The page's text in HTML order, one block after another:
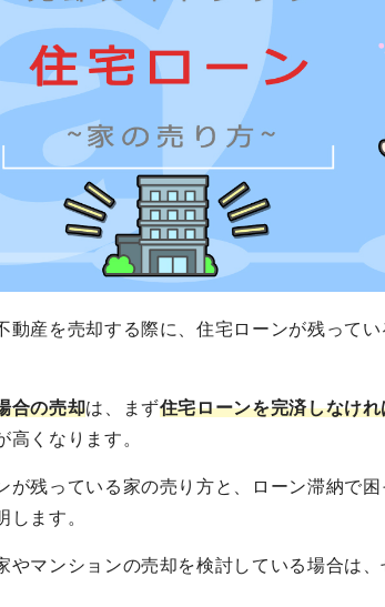
動産を売却する際に、住宅ローンが残って
合の売却は、まず住宅ローンを完済しなけ
高くなります。
が残っている家の売り方と、ローン滞納で
します。
やマンションの売却を検討している場合は